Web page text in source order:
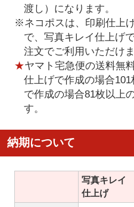
渡し）になります。
※ネコポスは、印刷仕上
で、写真キレイ仕上げ
注文でご利用いただけま
★ヤマト宅急便の送料無
仕上げで作成の場合
で作成の場合81枚以上
す。
納期について
写真キレイ
仕上げ